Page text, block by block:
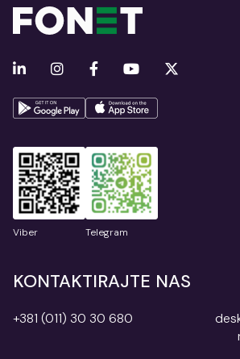
Viber Telegram
KONTAKTIRAJTE NAS
+381 (011) 30 30 680